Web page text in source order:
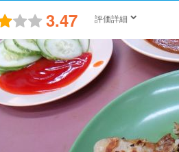
3.47 評価詳細